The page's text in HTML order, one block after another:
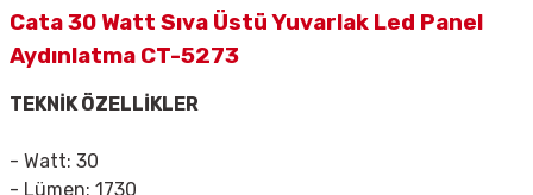
Cata 30 Watt Sıva Üstü Yuvarlak Led Panel
Aydınlatma CT-5273
TEKNİK ÖZELLİKLER
- Watt: 30
- Lümen: 1730